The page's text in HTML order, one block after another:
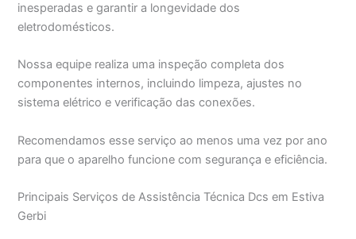
inesperadas e garantir a longevidade dos
eletrodomésticos.
Nossa equipe realiza uma inspeção completa dos
componentes internos, incluindo limpeza, ajustes no
sistema elétrico e verificação das conexões.
Recomendamos esse serviço ao menos uma vez por ano
para que o aparelho funcione com segurança e eficiência.
Principais Serviços de Assistência Técnica Dcs em Estiva
Gerbi